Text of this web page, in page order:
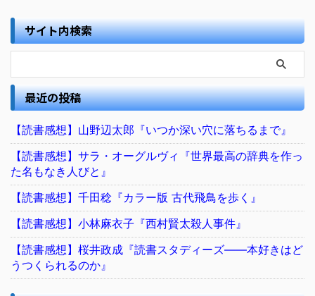
サイト内検索
最近の投稿
【読書感想】山野辺太郎『いつか深い穴に落ちるまで』
【読書感想】サラ・オーグルヴィ『世界最高の辞典を作っ
た名もなき人びと』
【読書感想】千田稔『カラー版 古代飛鳥を歩く』
【読書感想】小林麻衣子『西村賢太殺人事件』
【読書感想】桜井政成『読書スタディーズ――本好きはど
うつくられるのか』